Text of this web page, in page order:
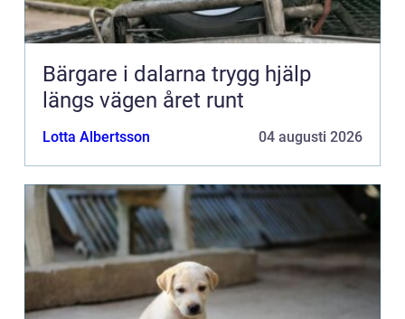
Bärgare i dalarna trygg hjälp
längs vägen året runt
Lotta Albertsson 04 augusti 2026